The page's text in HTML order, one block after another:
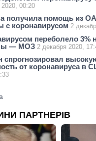
2020, 00:20
получила помощь из
с коронавирусом 2
переболело 3%
— МОЗ 2 декабря 2020,
спрогнозировал
от коронавируса в